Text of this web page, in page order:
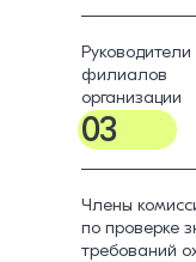
Руководители
филиалов
организации
03
Члены
по проверке
требований